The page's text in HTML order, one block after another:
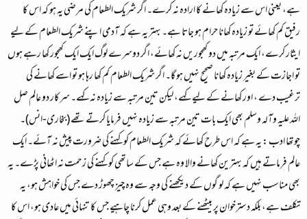
ہے، یعنی اس سے زیادہ کھانے کا ارادہ نہ کرے۔ اگر شریک الطعام کی مرضی یہ ہو کہ اس کا
رفیق کم کھائے تو زیادہ کھانا حرام ہو جاتا ہے۔ بہتر یہ ہے کہ آدمی اپنے شریک الطعام کے لیے
ایثار کرے، ایک مرتبہ میں دو کھجوریں نہ کھائے، اگر دوسرے لوگ ایک ایک کھجور کھا رہے ہوں
تو اجازت کے بغیر زیادہ کھانا صحیح نہیں ہو گا۔ اگر شریک الطعام کم کھا رہا ہو تو اسے کھانے کی
ترغیب دے ، اور کھانے کے لیے کہے، لیکن تین مرتبہ سے زیادہ نہ کہے۔ سرکار دو عالم صل
اللہ علیہ وآلہ وسلم بھی ایک بات تین مرتبہ سے زیادہ نہیں فرمایا کرتے تھے (بخاری-انس)۔
چوتھا ادب :یہ ہے کہ اس طرح کھائے کہ شریک الطعام کو کہنے کی ضرورت پیش نہ آئے۔ ایک
عالم فرماتے ہیں کہ بہترین کھانے والا وہ ہے جس کے ساتھی کو کہنے کی زحمت نہ اٹھانی پڑے۔ یہ
بھی مناسب نہیں ہے کہ لو گوں کے دیکھنے کی وجہ سے وہ چیز چھوڑ دے جس کی خواہش ہو، یہ
تکلف ہے، بلکہ دسترخوان پر بیٹھنے کے بعد وہی عمل کرنا چاہیے جس کا تنہائی میں عادی ہو، اس کا